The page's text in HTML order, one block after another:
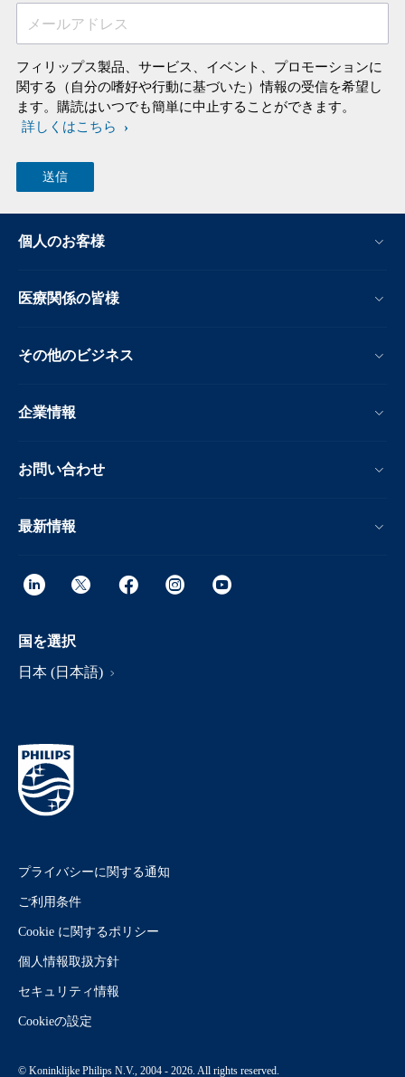
メールアドレス
フィリップス製品、サービス、イベント、プロモーションに
関する（自分の嗜好や行動に基づいた）情報の受信を希望し
ます。購読はいつでも簡単に中止することができます。
詳しくはこちら
個人のお客様
医療関係の皆様
その他のビジネス
企業情報
お問い合わせ
最新情報
国を選択
日本 (日本語)
プライバシーに関する通知
ご利用条件
Cookie に関するポリシー
個人情報取扱方針
セキュリティ情報
Cookieの設定
© Koninklijke Philips N.V., 2004 - 2026. All rights reserved.